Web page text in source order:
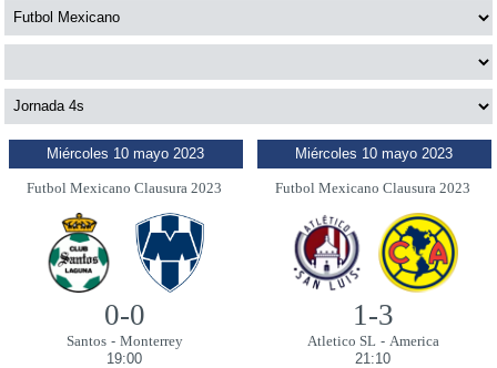
Miércoles 10 mayo 2023
Futbol Mexicano Clausura 2023
0-0
Santos- Monterrey
19:00
Miércoles 10 mayo 2023
Futbol Mexicano Clausura 2023
1-3
Atletico SL - America
21:10